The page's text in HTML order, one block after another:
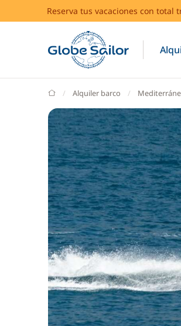
Reserva tus vacaciones con
GlobeSailor
Alquiler barco